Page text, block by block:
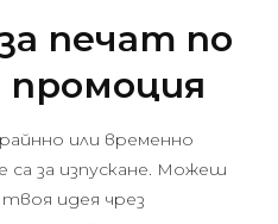
печат по
промоция
или временно
са за изпускане. Можеш
идея чрез